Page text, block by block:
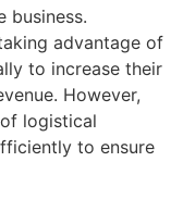
business.
advantage of
to increase their
However,
logistical
to ensure